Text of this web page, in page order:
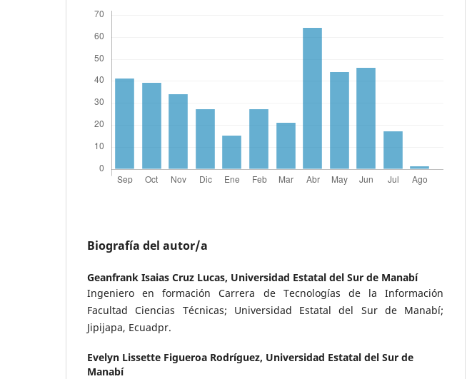
Biografía del autor/a
Geanfrank Isaias Cruz Lucas, Universidad Estatal del Sur de Manabí
Ingeniero en formación Carrera de Tecnologías de la Información
Facultad Ciencias Técnicas; Universidad Estatal del Sur de Manabí;
Jipijapa, Ecuadpr.
Evelyn Lissette Figueroa Rodríguez, Universidad Estatal del Sur de
Manabí